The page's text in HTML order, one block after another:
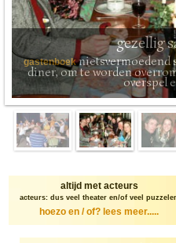
gezellig
gastenboeknietsvermoedend
diner, om te worden
overspel
altijd met acteurs
acteurs: dus veel theater en/of veel
hoezo en / of? lees meer.....